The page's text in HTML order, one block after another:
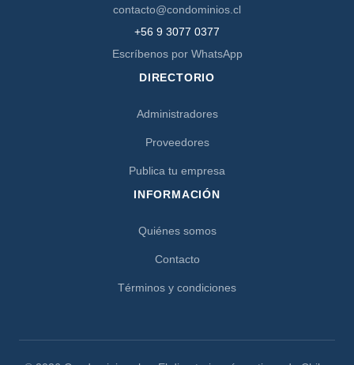
contacto@condominios.cl
+56 9 3077 0377
Escríbenos por WhatsApp
DIRECTORIO
Administradores
Proveedores
Publica tu empresa
INFORMACIÓN
Quiénes somos
Contacto
Términos y condiciones